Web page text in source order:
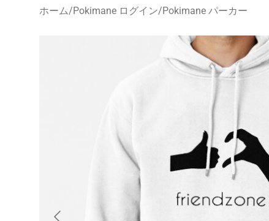
ホーム/Pokimane ログイン/Pokimane パーカー